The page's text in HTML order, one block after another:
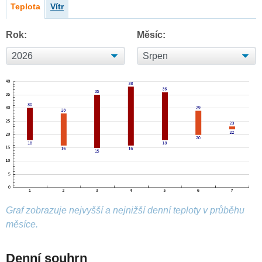
Teplota Vítr
Rok: Měsíc:
Graf zobrazuje nejvyšší a nejnižší denní teploty v průběhu
měsíce.
Denní souhrn